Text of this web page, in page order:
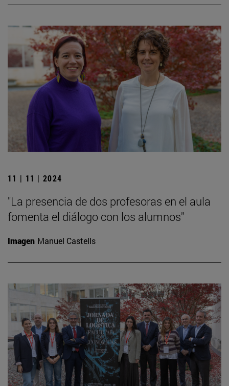
11 | 11 | 2024
"La presencia de dos profesoras en el aula
fomenta el diálogo con los alumnos"
Imagen Manuel Castells